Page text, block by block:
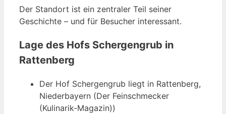
Der Standort ist ein zentraler Teil seiner
Geschichte – und für Besucher interessant.
Lage des Hofs Schergengrub in
Rattenberg
Der Hof Schergengrub liegt in Rattenberg,
Niederbayern (Der Feinschmecker
(Kulinarik-Magazin))